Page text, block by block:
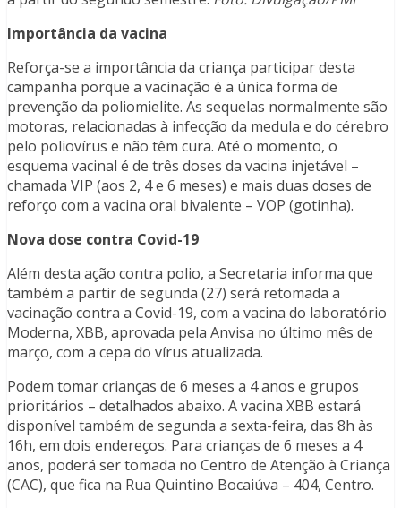
Importância da vacina
Reforça-se a importância da criança participar desta
campanha porque a vacinação é a única forma de
prevenção da poliomielite. As sequelas normalmente são
motoras, relacionadas à infecção da medula e do cérebro
pelo poliovírus e não têm cura. Até o momento, o
esquema vacinal é de três doses da vacina injetável –
chamada VIP (aos 2, 4 e 6 meses) e mais duas doses de
reforço com a vacina oral bivalente – VOP (gotinha).
Nova dose contra Covid-19
Além desta ação contra polio, a Secretaria informa que
também a partir de segunda (27) será retomada a
vacinação contra a Covid-19, com a vacina do laboratório
Moderna, XBB, aprovada pela Anvisa no último mês de
março, com a cepa do vírus atualizada.
Podem tomar crianças de 6 meses a 4 anos e grupos
prioritários – detalhados abaixo. A vacina XBB estará
disponível também de segunda a sexta-feira, das 8h às
16h, em dois endereços. Para crianças de 6 meses a 4
anos, poderá ser tomada no Centro de Atenção à Criança
(CAC), que fica na Rua Quintino Bocaiúva – 404, Centro.